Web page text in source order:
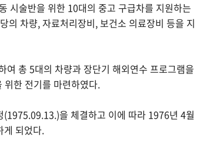
시술반을 위한 10대의 중고 구급차를 지원하는
의 차량, 자료처리장비, 보건소 의료장비 등을 지
총 5대의 차량과 장단기 해외연수 프로그램을
위한 전기를 마련하였다.
을 체결하고 이에 따라 1976년 4월
게 되었다.